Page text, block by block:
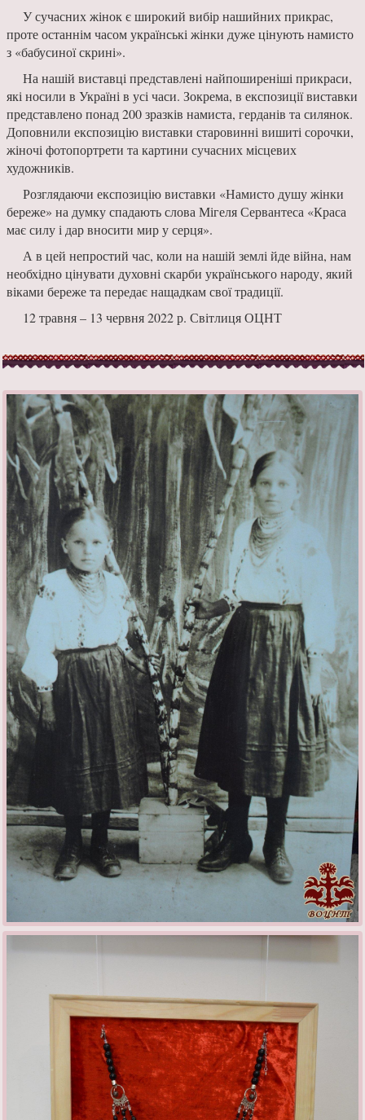
У сучасних жінок є широкий вибір нашийних прикрас,
проте останнім часом українські жінки дуже цінують намисто
з «бабусиної скрині».
На нашій виставці представлені найпоширеніші прикраси,
які носили в Україні в усі часи. Зокрема, в експозиції виставки
представлено понад 200 зразків намиста, герданів та силянок.
Доповнили експозицію виставки старовинні вишиті сорочки,
жіночі фотопортрети та картини сучасних місцевих
художників.
Розглядаючи експозицію виставки «Намисто душу жінки
береже» на думку спадають слова Мігеля Сервантеса «Краса
має силу і дар вносити мир у серця».
А в цей непростий час, коли на нашій землі йде війна, нам
необхідно цінувати духовні скарби українського народу, який
віками береже та передає нащадкам свої традиції.
12 травня – 13 червня 2022 р. Світлиця ОЦНТ